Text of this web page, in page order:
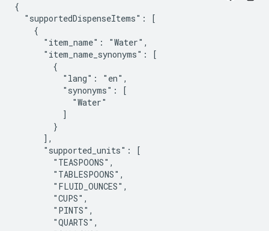
{
  "supportedDispenseItems": [
    {
      "item_name": "Water",
      "item_name_synonyms": [
        {
          "lang": "en",
          "synonyms": [
            "Water"
          ]
        }
      ],
      "supported_units": [
        "TEASPOONS",
        "TABLESPOONS",
        "FLUID_OUNCES",
        "CUPS",
        "PINTS",
        "QUARTS",